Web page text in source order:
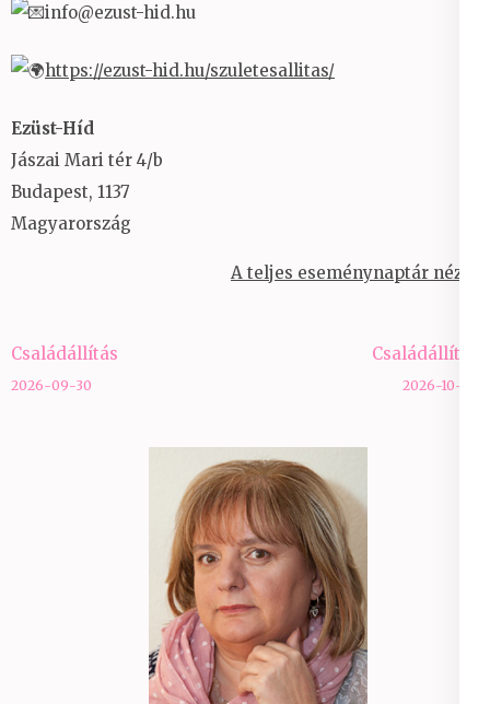
info@ezust-hid.hu
https://ezust-hid.hu/szuletesallitas/
Ezüst-Híd
Jászai Mari tér 4/b
Budapest, 1137
Magyarország
A teljes eseménynaptár nézet
Bejegyzés
navigáció
Családállítás
2026-09-30
Családállítás
2026-10-07